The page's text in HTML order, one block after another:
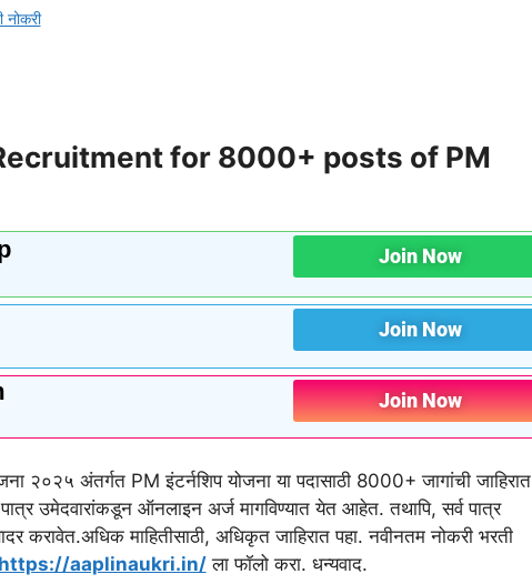
for 8000+ posts of PM
Join Now
Join Now
Join Now
२०२५ अंतर्गत PM इंटर्नशिप योजना या पदासाठी 8000+ जागांची जाहिरात
उमेदवारांकडून ऑनलाइन अर्ज मागविण्यात येत आहेत. तथापि, सर्व पात्र
करावेत.अधिक माहितीसाठी, अधिकृत जाहिरात पहा. नवीनतम नोकरी भरती
https://aaplinaukri.in/ला फॉलो करा. धन्यवाद.